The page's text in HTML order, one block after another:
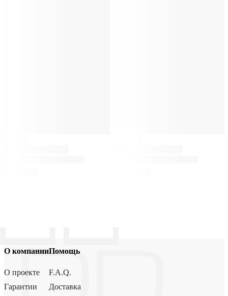
О компании
О проекте
Гарантии
Помощь
F.A.Q.
Доставка